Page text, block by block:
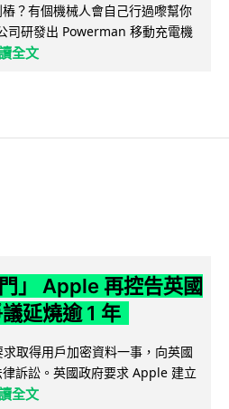
？有個機械人會自己行過嚟幫你
司研發出 Powerman 移動充電機
全文
」 Apple 再控告英國
延燒逾 1 年
取得用戶加密資料一事，向英國
訴訟。英國政府要求 Apple 建立
全文